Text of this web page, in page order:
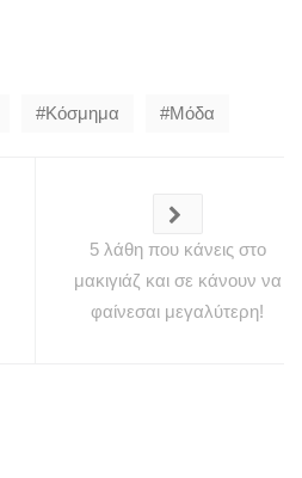
Κόσμημα Μόδα
5 λάθη που κάνεις στο
μακιγιάζ και σε κάνουν να
φαίνεσαι μεγαλύτερη!